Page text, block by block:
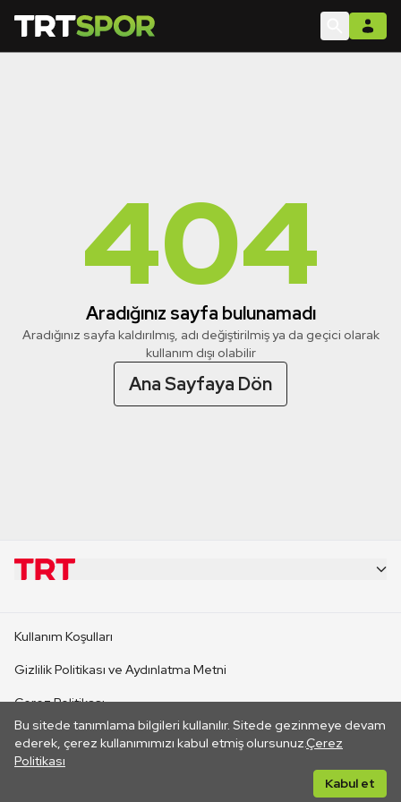
404
Aradığınız sayfa bulunamadı
Aradığınız sayfa kaldırılmış, adı değiştirilmiş ya da geçici olarak
kullanım dışı olabilir
Ana Sayfaya Dön
Bu sitede tanımlama bilgileri kullanılır. Sitede gezinmeye devam
ederek, çerez kullanımımızı kabul etmiş olursunuz.Çerez
Politikası
Kabul et
CANLI YAYINLAR
Kullanım Koşulları
Gizlilik Politikası ve Aydınlatma Metni
Çerez Politikası
İletişim
Her hakkı saklıdır. ©2026 TRT. Bağlantı yoluyla gidilen dış